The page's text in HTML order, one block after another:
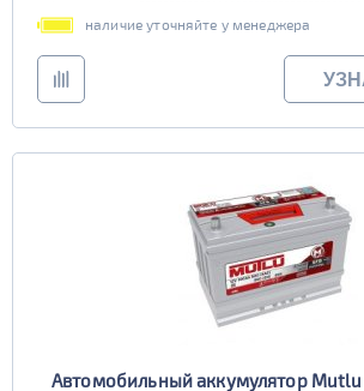
наличие уточняйте у менеджера
Автомобильный аккумулятор Mutlu